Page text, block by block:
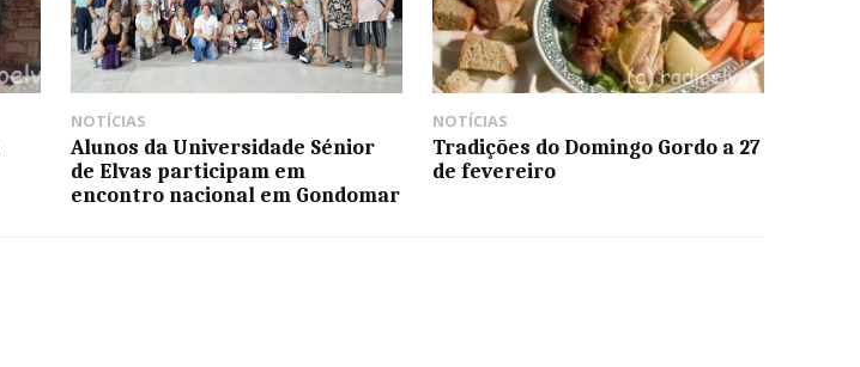
NOTÍCIAS
Alunos da Universidade Sénior
de Elvas participam em
encontro nacional em Gondomar
NOTÍCIAS
Tradições do Domingo Gordo a 27
de fevereiro